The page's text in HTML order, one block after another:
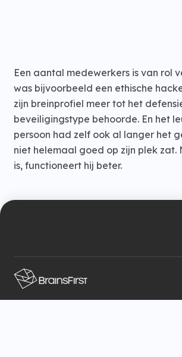
Een aantal medewerkers is van rol
was bijvoorbeeld een ethische
zijn breinprofiel meer tot het
beveiligingstype behoorde. En het
persoon had zelf ook al langer het
niet helemaal goed op zijn plek zat.
is, functioneert hij beter.